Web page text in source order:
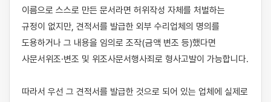
이름으로 스스로 만든 문서라면 허위작성 자체를 처벌하는
규정이 없지만, 견적서를 발급한 외부 수리업체의 명의를
도용하거나 그 내용을 임의로 조작(금액 변조 등)했다면
사문서위조·변조 및 위조사문서행사죄로 형사고발이 가능합니다.
따라서 우선 그 견적서를 발급한 것으로 되어 있는 업체에 실제로